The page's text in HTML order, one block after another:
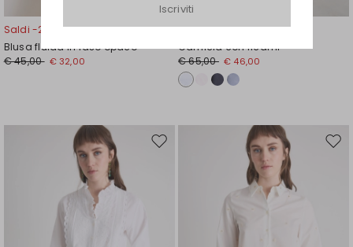
Saldi -29%
Blusa fluida in raso opaco
€ 45,00 € 32,00
Saldi -29%
Camicia con ricami
€ 65,00 € 46,00
Sposta
Iscriviti